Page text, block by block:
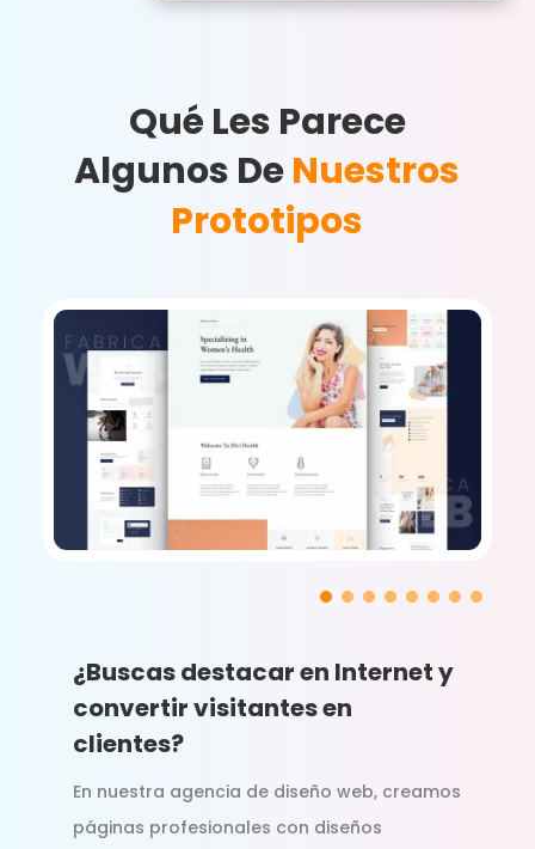
Qué Les Parece
Algunos DeNuestros
Prototipos
¿Buscas destacar en Internet y
convertir visitantes en
clientes?
En nuestra agencia de diseño web, creamos
páginas profesionales con diseños